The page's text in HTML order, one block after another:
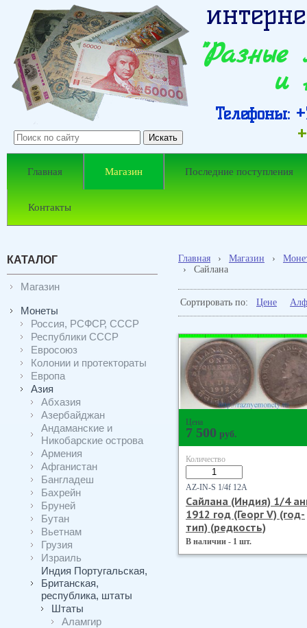
и
Телефоны:
Главная Магазин Последние поступления
Контакты
КАТАЛОГ
Магазин
Монеты
Россия, РСФСР, СССР
Республики СССР
Евросоюз
Колонии и протектораты
Европа
Азия
Абхазия
Азербайджан
Андаманские и
Никобарские острова
Армения
Афганистан
Бангладеш
Бахрейн
Бруней
Бутан
Вьетнам
Грузия
Израиль
Индия Португальская,
Британская,
республика, штаты
Штаты
Аламгир
Главная › Магазин ›
›
Сайлана
Сортировать по: Цене
Цена
7 500 руб.
Количество
AZ-IN-S 1/4f 12А
Сайлана (Индия) 1/4
1912 год (Георг V) (год-
тип) (редкость)
В наличии - 1 шт.